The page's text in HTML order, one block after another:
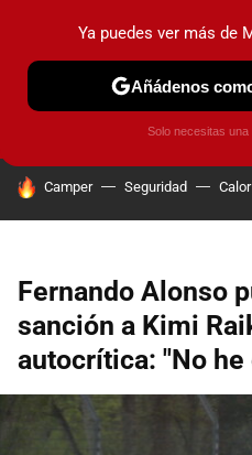
PRUEBAS COCHES
HOY SE HABLA DE
Camper Seguridad Calor
Fernando Alonso
sanción a Kimi
autocrítica: "No
Ya puedes ver más de
Añádenos
Solo necesitas